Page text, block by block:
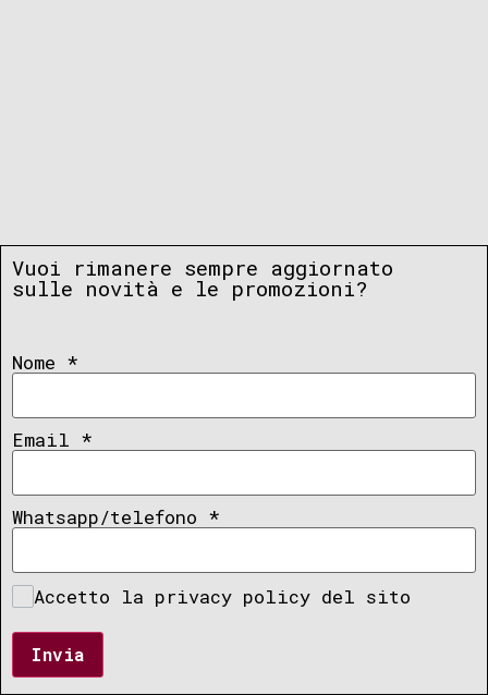
Vuoi rimanere sempre aggiornato
sulle novità e le promozioni?
Nome *
Email *
Whatsapp/telefono *
Accetto la privacy policy del sito
Invia